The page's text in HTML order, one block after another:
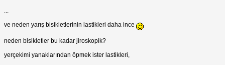
ve neden yarış bisikletlerinin lastikleri daha ince
neden bisikletler bu kadar jiroskopik?
yerçekimi yanaklarından öpmek ister lastikleri,